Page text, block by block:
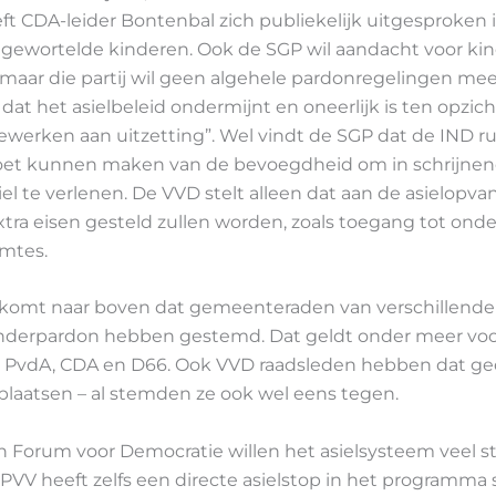
CDA-leider Bontenbal zich publiekelijk uitgesproken
kinderen. Ook de SGP wil aandacht voor
die partij wil geen algehele pardonregelingen
dat het asielbeleid ondermijnt en oneerlijk is ten
aan uitzetting”. Wel vindt de SGP dat de IND
kunnen maken van de bevoegdheid om in
te verlenen. De VVD stelt alleen dat aan de
eisen gesteld zullen worden, zoals toegang tot
naar boven dat gemeenteraden van
hebben gestemd. Dat geldt onder meer
CDA en D66. Ook VVD raadsleden hebben dat
– al stemden ze ook wel eens tegen.
Forum voor Democratie willen het asielsysteem veel
heeft zelfs een directe asielstop in het programma